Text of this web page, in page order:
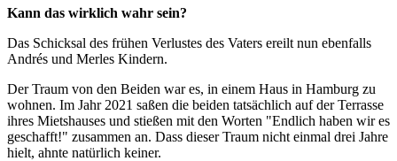
Kann das wirklich wahr sein?
Das Schicksal des frühen Verlustes des Vaters ereilt nun ebenfalls
Andrés und Merles Kindern.
Der Traum von den Beiden war es, in einem Haus in Hamburg zu
wohnen. Im Jahr 2021 saßen die beiden tatsächlich auf der Terrasse
ihres Mietshauses und stießen mit den Worten "Endlich haben wir es
geschafft!" zusammen an. Dass dieser Traum nicht einmal drei Jahre
hielt, ahnte natürlich keiner.